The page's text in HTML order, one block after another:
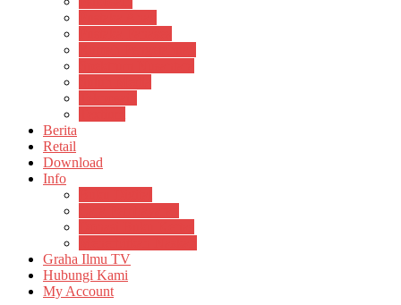
Berita
Retail
Download
Info
Graha Ilmu TV
Hubungi Kami
My Account